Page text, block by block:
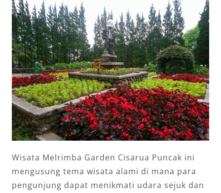
Wisata Melrimba Garden Cisarua Puncak ini
mengusung tema wisata alami di mana para
pengunjung dapat menikmati udara sejuk dan